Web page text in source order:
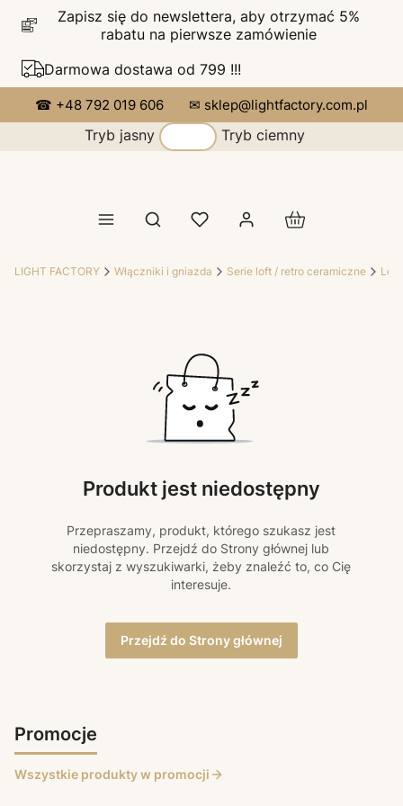
Zapisz się do newslettera, aby otrzymać 5%
rabatu na pierwsze zamówienie
Darmowa dostawa od 799 !!!
☎ +48 792 019 606 ✉ sklep@lightfactory.com.pl
Tryb jasny Tryb ciemny
Otwórz wyszukiwarkę Produkty w
LIGHT FACTORY Włączniki i gniazda Serie loft / retro ceramiczne
Produkt jest niedostępny
Przepraszamy, produkt, którego szukasz jest
niedostępny. Przejdź do Strony głównej lub
skorzystaj z wyszukiwarki, żeby znaleźć to, co Cię
interesuje.
Przejdź do Strony głównej
Promocje
Wszystkie produkty w promocji